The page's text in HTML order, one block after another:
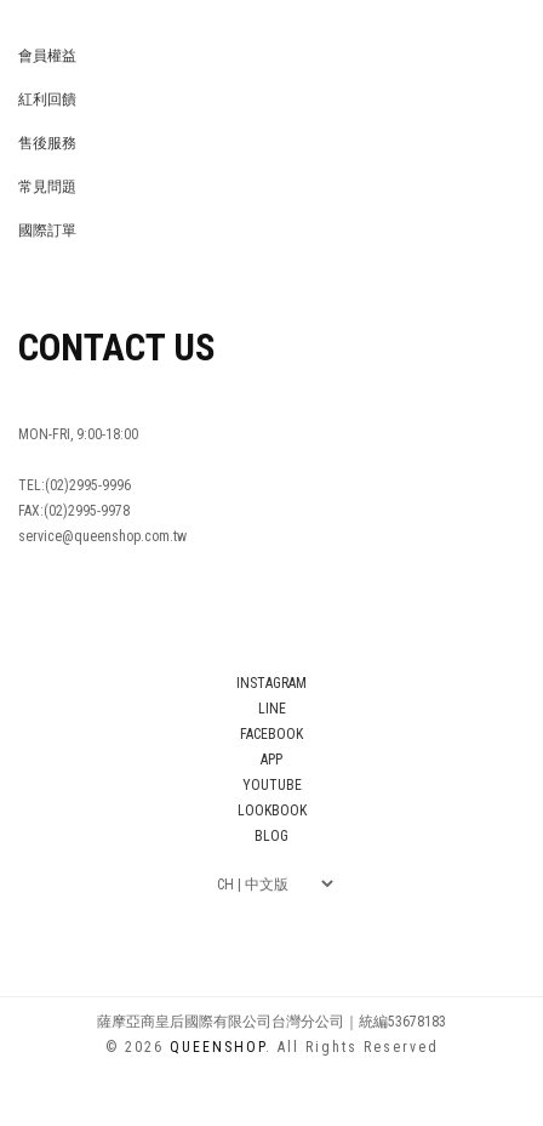
會員權益
紅利回饋
售後服務
常見問題
國際訂單
CONTACT US
MON-FRI, 9:00-18:00
TEL:(02)2995-9996
FAX:(02)2995-9978
service@queenshop.com.tw
INSTAGRAM
LINE
FACEBOOK
APP
YOUTUBE
LOOKBOOK
BLOG
薩摩亞商皇后國際有限公司台灣分公司｜統編53678183
© 2026 QUEENSHOP. All Rights Reserved